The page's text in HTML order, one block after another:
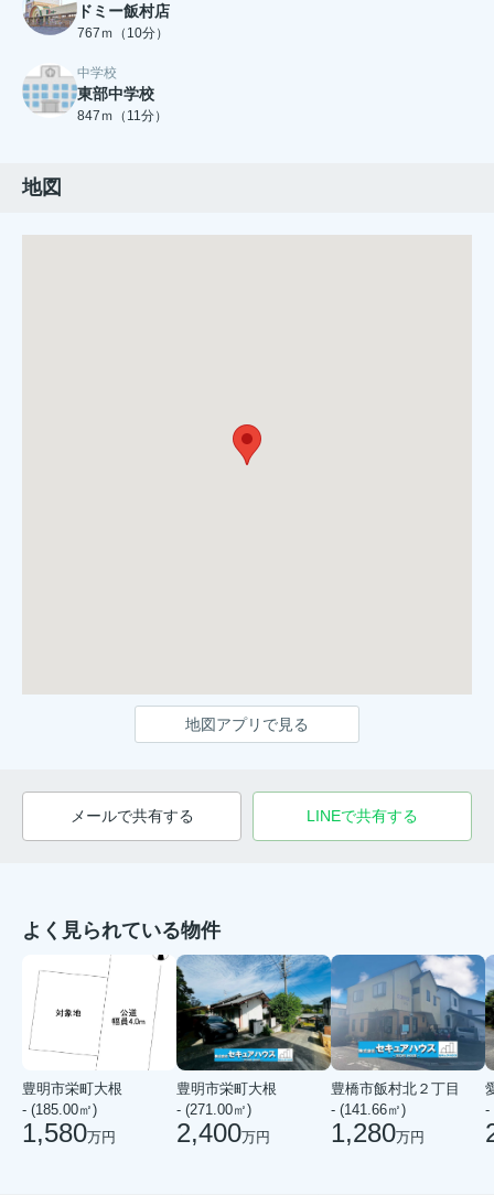
ドミー飯村店
767ｍ（10分）
中学校
東部中学校
847ｍ（11分）
地図
地図アプリで見る
メールで共有する LINEで共有する
よく見られている物件
豊明市栄町大根
- (185.00㎡)
1,580万円
豊明市栄町大根
- (271.00㎡)
2,400万円
豊橋市飯村北２丁目
- (141.66㎡)
1,280万円
-